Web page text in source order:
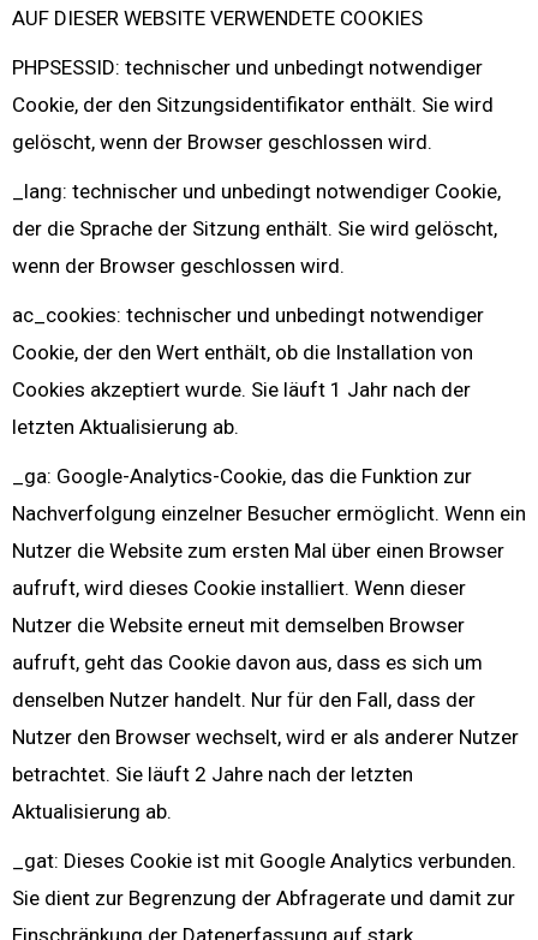
AUF DIESER WEBSITE VERWENDETE COOKIES
PHPSESSID: technischer und unbedingt notwendiger
Cookie, der den Sitzungsidentifikator enthält. Sie wird
gelöscht, wenn der Browser geschlossen wird.
_lang: technischer und unbedingt notwendiger Cookie,
der die Sprache der Sitzung enthält. Sie wird gelöscht,
wenn der Browser geschlossen wird.
ac_cookies: technischer und unbedingt notwendiger
Cookie, der den Wert enthält, ob die Installation von
Cookies akzeptiert wurde. Sie läuft 1 Jahr nach der
letzten Aktualisierung ab.
_ga: Google-Analytics-Cookie, das die Funktion zur
Nachverfolgung einzelner Besucher ermöglicht. Wenn ein
Nutzer die Website zum ersten Mal über einen Browser
aufruft, wird dieses Cookie installiert. Wenn dieser
Nutzer die Website erneut mit demselben Browser
aufruft, geht das Cookie davon aus, dass es sich um
denselben Nutzer handelt. Nur für den Fall, dass der
Nutzer den Browser wechselt, wird er als anderer Nutzer
betrachtet. Sie läuft 2 Jahre nach der letzten
Aktualisierung ab.
_gat: Dieses Cookie ist mit Google Analytics verbunden.
Sie dient zur Begrenzung der Abfragerate und damit zur
Einschränkung der Datenerfassung auf stark